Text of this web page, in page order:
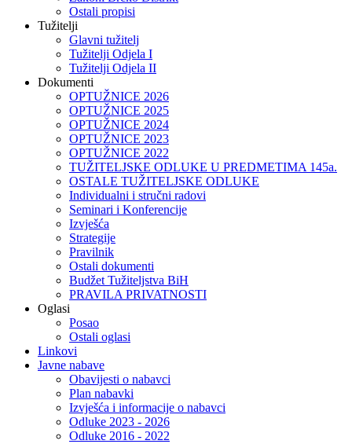
Ostali propisi
Tužitelji
Glavni tužitelj
Tužitelji Odjela I
Tužitelji Odjela II
Dokumenti
OPTUŽNICE 2026
OPTUŽNICE 2025
OPTUŽNICE 2024
OPTUŽNICE 2023
OPTUŽNICE 2022
TUŽITELJSKE ODLUKE U PREDMETIMA 145a.
OSTALE TUŽITELJSKE ODLUKE
Individualni i stručni radovi
Seminari i Konferencije
Izvješća
Strategije
Pravilnik
Ostali dokumenti
Budžet Tužiteljstva BiH
PRAVILA PRIVATNOSTI
Oglasi
Posao
Ostali oglasi
Linkovi
Javne nabave
Obavijesti o nabavci
Plan nabavki
Izvješća i informacije o nabavci
Odluke 2023 - 2026
Odluke 2016 - 2022